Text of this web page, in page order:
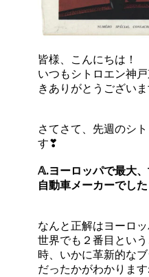
皆様、こんにちは！
いつもシトロエン神
きありがとうござい
さてさて、先週のシ
す❣
𝔸.ヨーロッパで最大
自動車メーカーでした
なんと正解はヨーロ
世界でも２番目とい
時、いかに革新的な
だったかがわかりま